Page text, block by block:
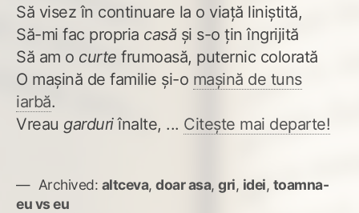
Să visez în continuare la o viață liniștită,
Să-mi fac propria casă și s-o țin îngrijită
Să am o curte frumoasă, puternic colorată
O mașină de familie și-o mașină de tuns
iarbă.
Vreau garduriînalte, ... Citește mai departe!
Archived: altceva, doar asa, gri, idei, toamna-
eu vs eu